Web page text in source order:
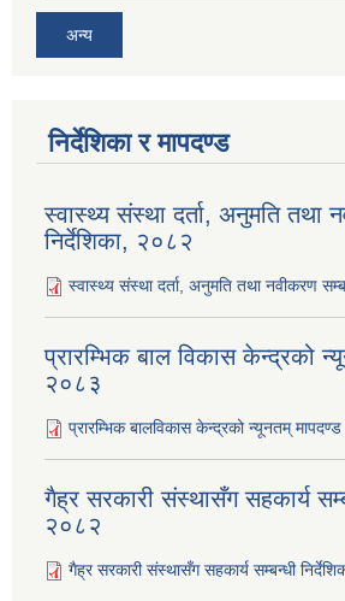
अन्य
निर्देशिका र मापदण्ड
स्वास्थ्य संस्था दर्ता, अनुमति तथा
निर्देशिका, २०८२
स्वास्थ्य संस्था दर्ता, अनुमति तथा नवीकरण
प्रारम्भिक बाल विकास केन्द्रको
२०८३
प्रारम्भिक बालविकास केन्द्रको न्यूनतम्
गैह्र सरकारी संस्थासँग सहकार्य
२०८२
गैह्र सरकारी संस्थासँग सहकार्य सम्बन्धी